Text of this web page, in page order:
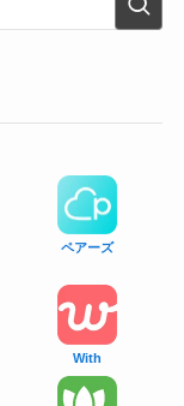
ペアーズ
With